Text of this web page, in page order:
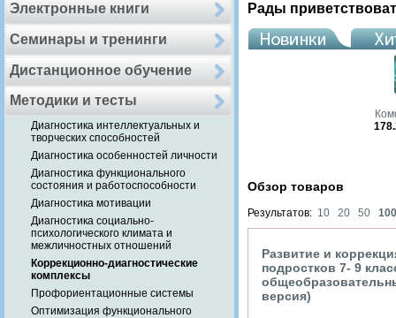
Электронные книги
Семинары и тренинги
Дистанционное обучение
Методики и тесты
Диагностика интеллектуальных и
творческих способностей
Диагностика особенностей личности
Диагностика функционального
состояния и работоспособности
Диагностика мотивации
Диагностика социально-
психологического климата и
межличностных отношений
Коррекционно-диагностические
комплексы
Профориентационные системы
Оптимизация функционального
Рады
Обзор товаров
Результатов: 10 20 50 100
Развитие и
подростков 7- 9
версия)